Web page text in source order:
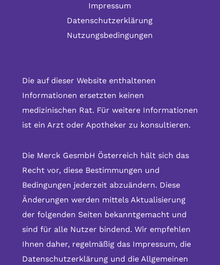
Impressum
Datenschutzerklärung
Nutzungsbedingungen
Die auf dieser Website enthaltenen
Informationen ersetzten keinen
medizinischen Rat. Für weitere Informationen
ist ein Arzt oder Apotheker zu konsultieren.
Die Merck GesmbH Österreich hält sich das
Recht vor, diese Bestimmungen und
Bedingungen jederzeit abzuändern. Diese
Änderungen werden mittels Aktualisierung
der folgenden Seiten bekanntgemacht und
sind für alle Nutzer bindend. Wir empfehlen
Ihnen daher, regelmäßig das Impressum, die
Datenschutzerklärung und die Allgemeinen